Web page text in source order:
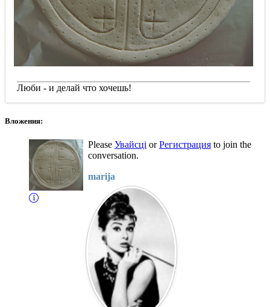
Люби - и делай что хочешь!
Вложения:
Please Увайсці orРегистрацияto join the
conversation.
marija